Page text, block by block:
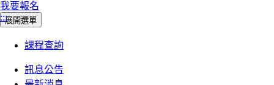
我要報名
:::展開選單
課程查詢
訊息公告